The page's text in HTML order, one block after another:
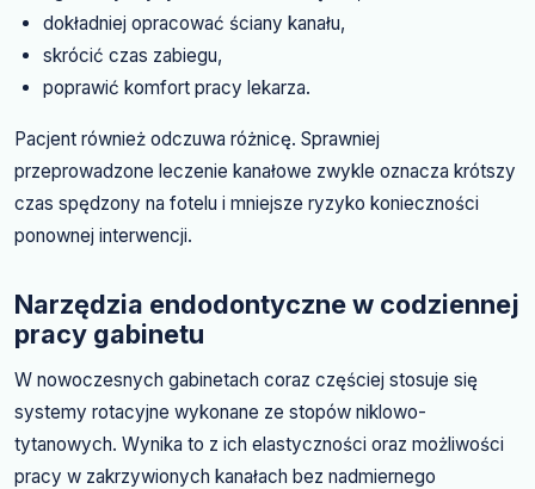
dokładniej opracować ściany kanału,
skrócić czas zabiegu,
poprawić komfort pracy lekarza.
Pacjent również odczuwa różnicę. Sprawniej
przeprowadzone leczenie kanałowe zwykle oznacza krótszy
czas spędzony na fotelu i mniejsze ryzyko konieczności
ponownej interwencji.
Narzędzia endodontyczne w codziennej
pracy gabinetu
W nowoczesnych gabinetach coraz częściej stosuje się
systemy rotacyjne wykonane ze stopów niklowo-
tytanowych. Wynika to z ich elastyczności oraz możliwości
pracy w zakrzywionych kanałach bez nadmiernego